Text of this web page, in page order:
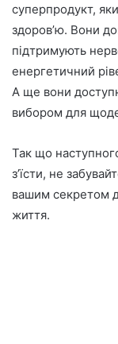
суперпродукт,
здоров’ю. Вони
підтримують
енергетичний
А ще вони
вибором для
Так що
з’їсти, не
вашим секретом
життя.